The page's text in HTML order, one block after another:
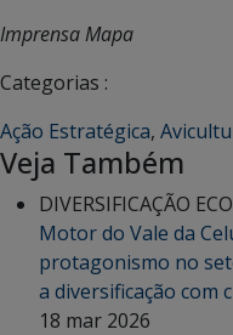
Imprensa Mapa
Categorias :
Ação Estratégica,
Veja Também
DIVERSIFICAÇÃO
Motor do Vale da
protagonismo no
a diversificação com
18 mar 2026